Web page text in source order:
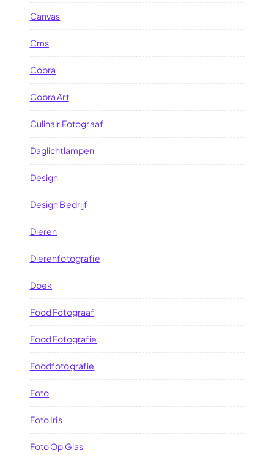
Canvas
Cms
Cobra
Cobra Art
Culinair Fotograaf
Daglichtlampen
Design
Design Bedrijf
Dieren
Dierenfotografie
Doek
Food Fotograaf
Food Fotografie
Foodfotografie
Foto
Foto Iris
Foto Op Glas